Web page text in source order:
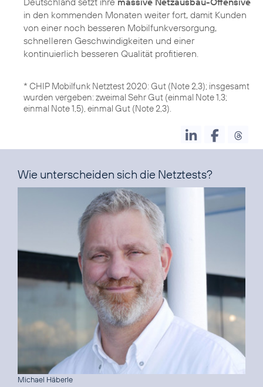
in den kommenden Monaten weiter fort, damit Kunden
von einer noch besseren Mobilfunkversorgung,
schnelleren Geschwindigkeiten und einer
kontinuierlich besseren Qualität profitieren.
* CHIP Mobilfunk Netztest 2020: Gut (Note 2,3); insgesamt
wurden vergeben: zweimal Sehr Gut (einmal Note 1,3;
einmal Note 1,5), einmal Gut (Note 2,3).
Wie unterscheiden sich die Netztests?
Michael Häberle